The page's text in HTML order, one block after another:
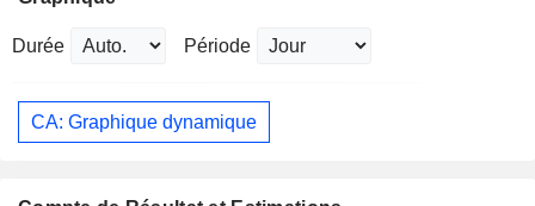
Durée Période
CA: Graphique dynamique